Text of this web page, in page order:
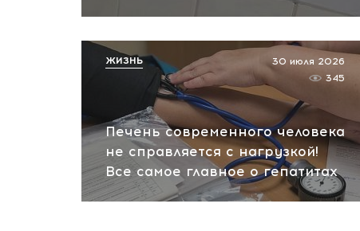
Печень современного человека
не справляется с нагрузкой!
Все самое главное о гепатитах
30 июля 2026
345
ЖИЗНЬ